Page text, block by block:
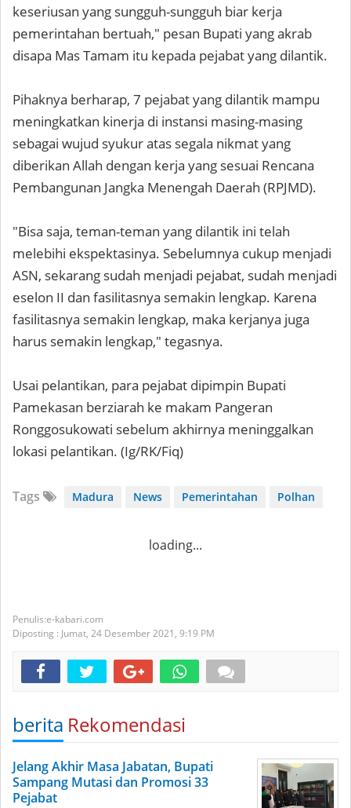
keseriusan yang sungguh-sungguh biar kerja
pemerintahan bertuah," pesan Bupati yang akrab
disapa Mas Tamam itu kepada pejabat yang dilantik.
Pihaknya berharap, 7 pejabat yang dilantik mampu
meningkatkan kinerja di instansi masing-masing
sebagai wujud syukur atas segala nikmat yang
diberikan Allah dengan kerja yang sesuai Rencana
Pembangunan Jangka Menengah Daerah (RPJMD).
"Bisa saja, teman-teman yang dilantik ini telah
melebihi ekspektasinya. Sebelumnya cukup menjadi
ASN, sekarang sudah menjadi pejabat, sudah menjadi
eselon II dan fasilitasnya semakin lengkap. Karena
fasilitasnya semakin lengkap, maka kerjanya juga
harus semakin lengkap," tegasnya.
Usai pelantikan, para pejabat dipimpin Bupati
Pamekasan berziarah ke makam Pangeran
Ronggosukowati sebelum akhirnya meninggalkan
lokasi pelantikan. (Ig/RK/Fiq)
Tags Madura News Pemerintahan Polhan
loading...
e-kabari.com
Diposting : Jumat, 24 Desember 2021, 9:19 PM
berita Rekomendasi
Jelang Akhir Masa Jabatan, Bupati
Sampang Mutasi dan Promosi 33
Pejabat